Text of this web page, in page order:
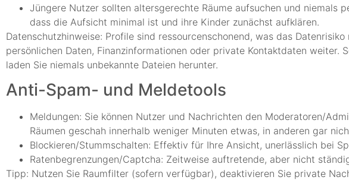
Jüngere Nutzer sollten altersgerechte Räume aufsuchen und niemals
dass die Aufsicht minimal ist und ihre Kinder zunächst aufklären.
Datenschutzhinweise: Profile sind ressourcenschonend, was das
persönlichen Daten, Finanzinformationen oder private Kontaktdaten
laden Sie niemals unbekannte Dateien herunter.
Anti-Spam- und Meldetools
Meldungen: Sie können Nutzer und Nachrichten den Moderatoren/
Räumen geschah innerhalb weniger Minuten etwas, in anderen gar
Blockieren/Stummschalten: Effektiv für Ihre Ansicht, unerlässlich bei
Ratenbegrenzungen/Captcha: Zeitweise auftretende, aber nicht
Tipp: Nutzen Sie Raumfilter (sofern verfügbar), deaktivieren Sie private